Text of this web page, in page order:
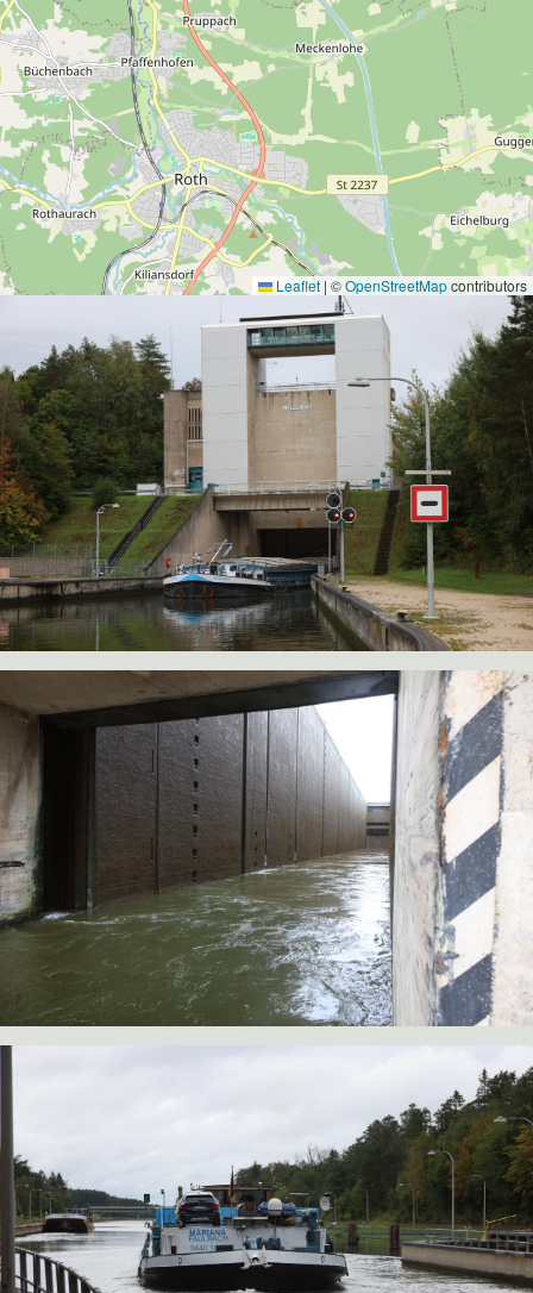
Leaflet | ©OpenStreetMapcontributors